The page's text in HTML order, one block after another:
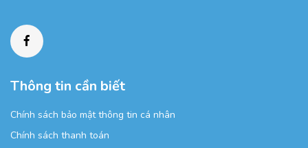
Thông tin cần biết
Chính sách bảo mật thông tin cá nhân
Chính sách thanh toán